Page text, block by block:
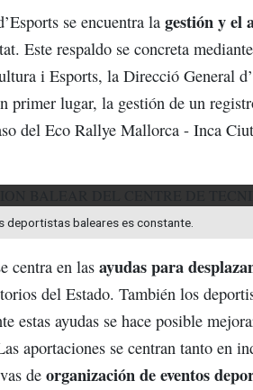
se encuentra la gestión y el
Este respaldo se concreta mediante
i Esports, la Direcció General
primer lugar, la gestión de un
del Eco Rallye Mallorca - Inca
deportistas baleares es constante.
centra en las ayudas para
del Estado. También los
estas ayudas se hace posible
aportaciones se centran tanto en
de organización de eventos